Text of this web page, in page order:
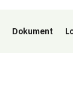
Dokument